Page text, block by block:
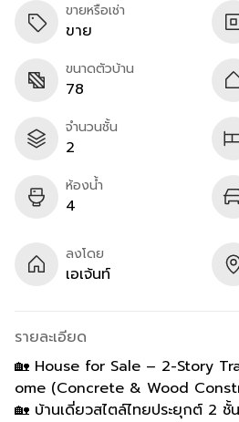
ขายหรือเช่า
ขาย
ขนาดตัวบ้าน
78
จำนวนชั้น
2
ห้องน้ำ
4
ลงโดย
เอเจ้นท์
รายละเอียด
🏡 House for Sale – 2-Story
ome (Concrete & Wood
🏡 บ้านเดี่ยวสไตล์ไทยประยุกต์ 2 ชั้